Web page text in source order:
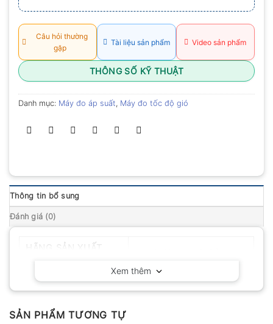
Câu hỏi thường
gặp
Tài liệu sản phẩm Video sản phẩm
THÔNG SỐ KỸ THUẬT
Danh mục: Máy đo áp suất, Máy đo tốc độ gió
Thông tin bổ sung
Đánh giá (0)
Xem thêm
SẢN PHẨM TƯƠNG TỰ